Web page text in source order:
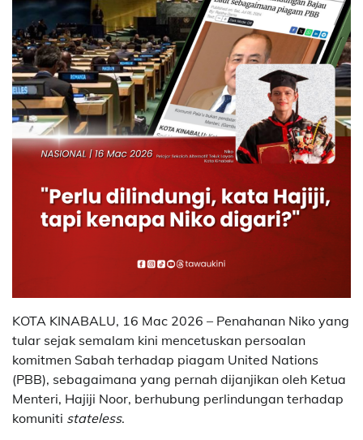
KOTA KINABALU, 16 Mac 2026 – Penahanan Niko yang
tular sejak semalam kini mencetuskan persoalan
komitmen Sabah terhadap piagam United Nations
(PBB), sebagaimana yang pernah dijanjikan oleh Ketua
Menteri, Hajiji Noor, berhubung perlindungan terhadap
komuniti stateless.